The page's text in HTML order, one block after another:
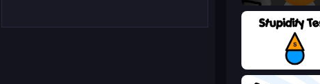
Stupidity Test